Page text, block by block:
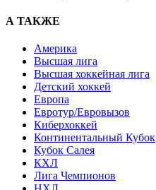
А ТАКЖЕ
Америка
Высшая лига
Высшая хоккейная лига
Детский хоккей
Европа
Евротур/Евровызов
Киберхоккей
Континентальный Кубок
Кубок Салея
КХЛ
Лига Чемпионов